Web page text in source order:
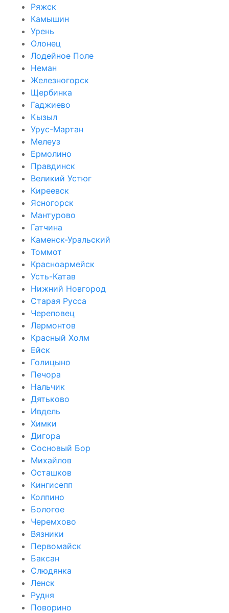
Ряжск
Камышин
Урень
Олонец
Лодейное Поле
Неман
Железногорск
Щербинка
Гаджиево
Кызыл
Урус-Мартан
Мелеуз
Ермолино
Правдинск
Великий Устюг
Киреевск
Ясногорск
Мантурово
Гатчина
Каменск-Уральский
Томмот
Красноармейск
Усть-Катав
Нижний Новгород
Старая Русса
Череповец
Лермонтов
Красный Холм
Ейск
Голицыно
Печора
Нальчик
Дятьково
Ивдель
Химки
Дигора
Сосновый Бор
Михайлов
Осташков
Кингисепп
Колпино
Бологое
Черемхово
Вязники
Первомайск
Баксан
Слюдянка
Ленск
Рудня
Поворино